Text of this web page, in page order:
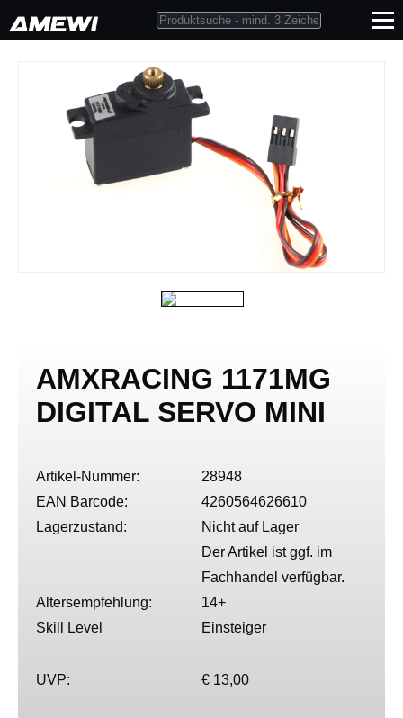
AMXRACING 1171MG
DIGITAL SERVO MINI
Artikel-Nummer:
28948
EAN Barcode:
4260564626610
Lagerzustand:
Nicht auf Lager
Der Artikel ist ggf. im
Fachhandel verfügbar.
Altersempfehlung:
14+
Skill Level
Einsteiger
UVP: € 13,00